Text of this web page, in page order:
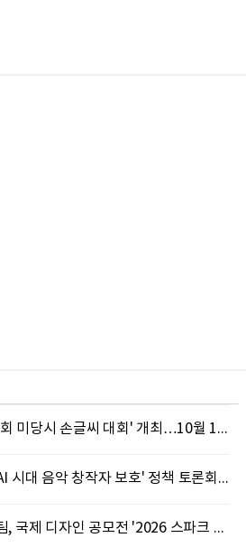
동국대 미당연구소, '제3회 미당시 손글씨 대회' 개최…10월 12일까지 접수
음저협, 국회서 '생성형 AI 시대 음악 창작자 보호' 정책 토론회 10일 개최
성신여대 학부생 '다온' 팀, 국제 디자인 공모전 '2026 스파크 어워드' 동상 수상